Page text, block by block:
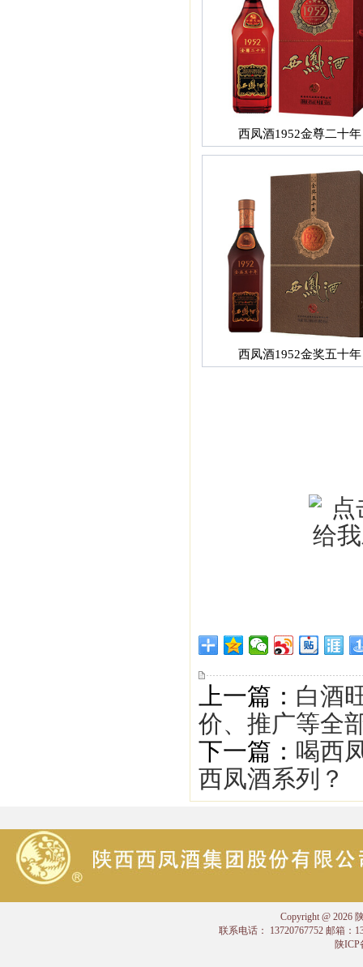
西凤酒1952金尊二十年
西凤酒1952金奖五十年
上一篇： 白酒
价、推广等全
下一篇： 喝西
西凤酒系列？
Copyright @ 2026
联系电话： 13720767752 邮箱：
陕ICP